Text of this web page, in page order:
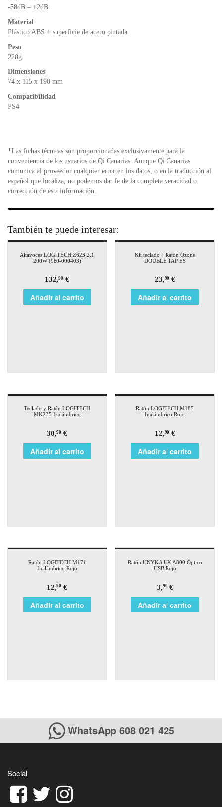
-58dB – ±2dB
Material
Plástico ABS + superficie de acero pintada
Peso
220g
Dimensiones
74 x 115 x 190 mm
Compatibilidad
PS4
*Las fichas técnicas son proporcionadas exclusivamente para la
conveniencia de los usuarios de Qi Canarias. Aunque Qi Canarias
comunica al proveedor cualquier error en los datos, o en la traducción al
español que localiza, no podemos dar fe de la completa veracidad o
corrección de esta información.
También te puede interesar:
Altavoces LOGITECH Z623 2.1
200W (980-000403)
132,90 €
Añadir al carrito
Kit teclado + Ratón Ozone
DOUBLE TAP ES
23,90€
Añadir al carrito
Teclado y Ratón LOGITECH
MK235 Inalámbrico
30,90 €
Añadir al carrito
Ratón LOGITECH M185
Inalámbrico Rojo
12,90€
Añadir al carrito
Ratón LOGITECH M171
Inalámbrico Rojo
12,90 €
Añadir al carrito
Ratón UNYKA UK A800 Óptico
USB Rojo
3,90€
Añadir al carrito
WhatsApp 608 021 425
Social